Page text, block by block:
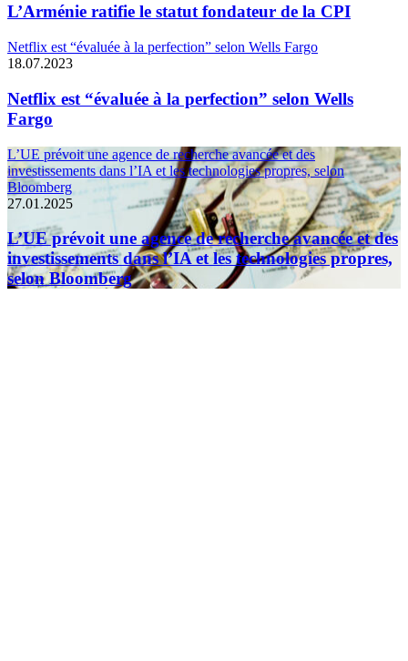
L’Arménie ratifie le statut fondateur de la CPI
Netflix est “évaluée à la perfection” selon Wells Fargo
18.07.2023
Netflix est “évaluée à la perfection” selon Wells
Fargo
L’UE prévoit une agence de recherche avancée et des
investissements dans l’IA et les technologies propres, selon
Bloomberg
27.01.2025
L’UE prévoit une agence de recherche avancée et des
investissements dans l’IA et les technologies propres,
selon Bloomberg